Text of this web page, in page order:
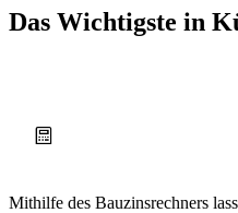
Das Wichtigste in
Mithilfe des Bauzinsrechners